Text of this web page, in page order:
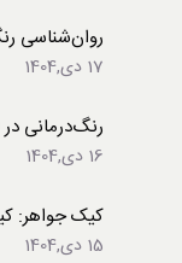
روان‌شناسی
17 دی,1404
رنگ‌درمانی
16 دی,1404
کیک جواهر: کیکی خاص
15 دی,1404